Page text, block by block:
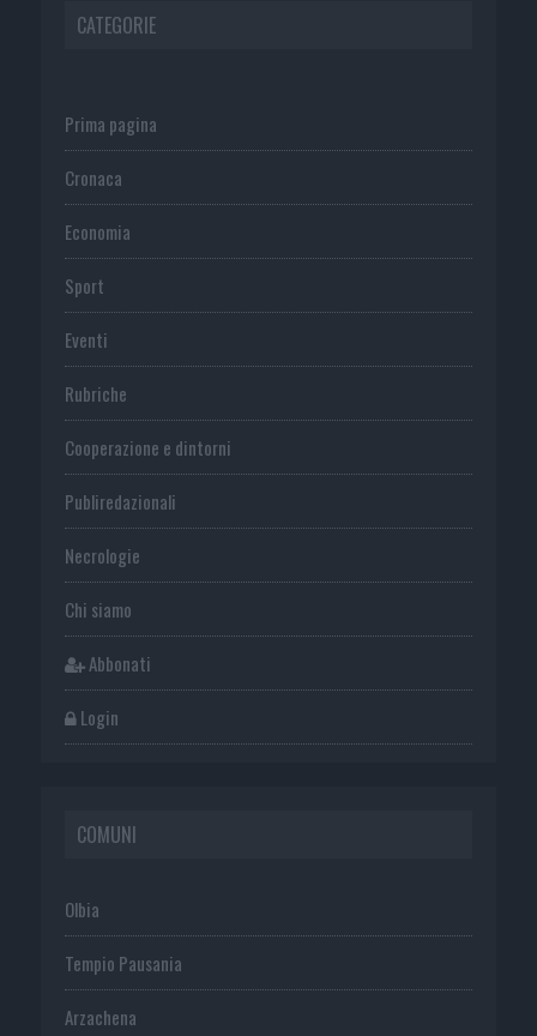
CATEGORIE
Prima pagina
Cronaca
Economia
Sport
Eventi
Rubriche
Cooperazione e dintorni
Publiredazionali
Necrologie
Chi siamo
Abbonati
Login
COMUNI
Olbia
Tempio Pausania
Arzachena